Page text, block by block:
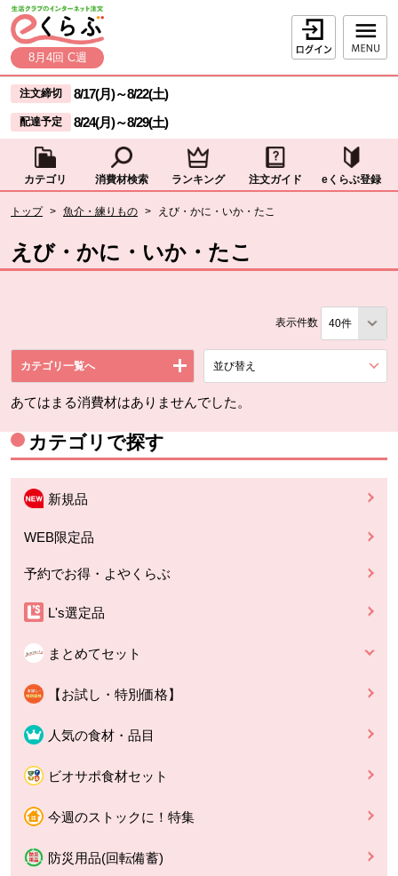
ページの先頭です。
本文へジャンプする。
8月4回 C週
ログイン
ここからサイト内共通メニューです。
サイト内共通メニューをスキップする
注文締切 8/17(月)～8/22(土)
配達予定 8/24(月)～8/29(土)
カテゴリ 消費材検索 ランキング 注文ガイド eくらぶ登録
トップ > 魚介・練りもの > えび・かに・いか・たこ
えび・かに・いか・たこ
表示件数
カテゴリ一覧へ 並び替え
あてはまる消費材はありませんでした。
カテゴリで探す
新規品
WEB限定品
予約でお得・よやくらぶ
L's選定品
まとめてセット
【お試し・特別価格】
人気の食材・品目
ビオサポ食材セット
今週のストックに！特集
防災用品(回転備蓄)